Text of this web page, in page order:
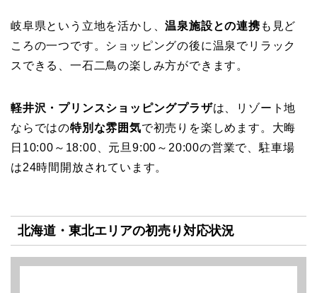
岐阜県という立地を活かし、温泉施設との連携 も見ど
ころの一つです。ショッピングの後に温泉でリラック
スできる、一石二鳥の楽しみ方ができます。
軽井沢・プリンスショッピングプラザは、リゾート地
ならではの特別な雰囲気で初売りを楽しめます。大晦
日10:00～18:00、元旦9:00～20:00の営業で、駐車場
は24時間開放されています。
北海道・東北エリアの初売り対応状況